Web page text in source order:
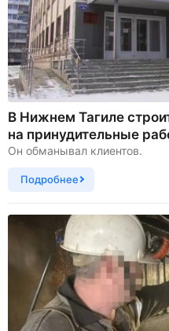
В Нижнем Тагиле
на принудительные
Он обманывал клиентов.
Подробнее